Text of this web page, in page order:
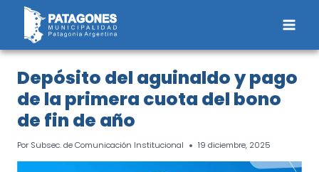
Saltar
contenido
Depósito del aguinaldo y pago
de la primera cuota del bono
de fin de año
Por Subsec. de Comunicación Institucional 19 diciembre, 2025